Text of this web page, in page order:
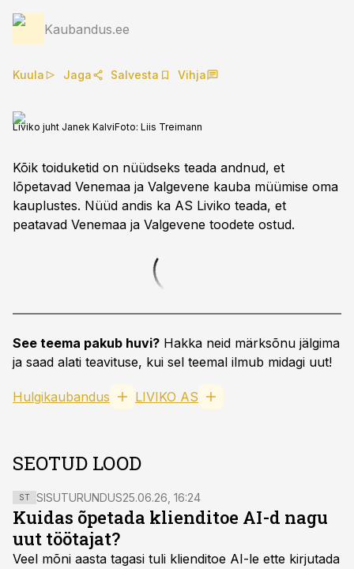
Kaubandus.ee
Kuula Jaga Salvesta Vihja
Liviko juht Janek KalviFoto: Liis Treimann
Kõik toiduketid on nüüdseks teada andnud, et
lõpetavad Venemaa ja Valgevene kauba müümise oma
kauplustes. Nüüd andis ka AS Liviko teada, et
peatavad Venemaa ja Valgevene toodete ostud.
See teema pakub huvi? Hakka neid märksõnu jälgima
ja saad alati teavituse, kui sel teemal ilmub midagi uut!
Hulgikaubandus LIVIKO AS
SEOTUD LOOD
ST SISUTURUNDUS25.06.26, 16:24
Kuidas õpetada klienditoe AI-d nagu
uut töötajat?
Veel mõni aasta tagasi tuli klienditoe AI-le ette kirjutada